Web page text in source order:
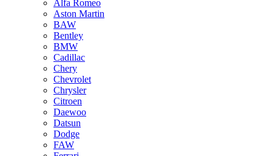
Alfa Romeo
Aston Martin
BAW
Bentley
BMW
Cadillac
Chery
Chevrolet
Chrysler
Citroen
Daewoo
Datsun
Dodge
FAW